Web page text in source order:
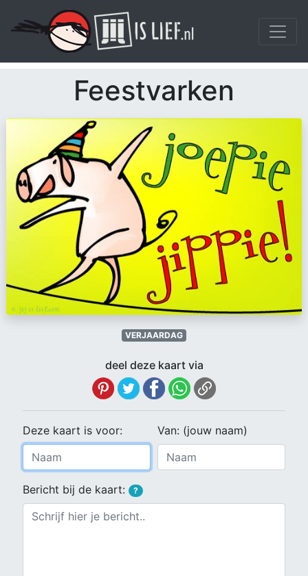
Feestvarken
VERJAARDAG
deel deze kaart via
Deze kaart is voor: Van: (jouw naam)
Bericht bij de kaart: ?